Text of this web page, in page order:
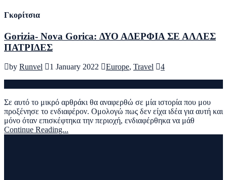
Γκορίτσια
Gorizia- Nova Gorica: ΔΥΟ ΑΔΕΡΦΙΑ ΣΕ ΑΛΛΕΣ
ΠΑΤΡΙΔΕΣ
by Runvel 1 January 2022 Europe, Travel 4
Σε αυτό το μικρό αρθράκι θα αναφερθώ σε μία ιστορία που μου
προξένησε το ενδιαφέρον. Ομολογώ πως δεν είχα ιδέα για αυτή και
μόνο όταν επισκέφτηκα την περιοχή, ενδιαφέρθηκα να μάθ
Continue Reading...